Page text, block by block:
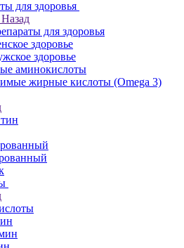
для здоровья
Назад
для здоровья
здоровье
здоровье
аминокислоты
жирные кислоты (Omega 3)